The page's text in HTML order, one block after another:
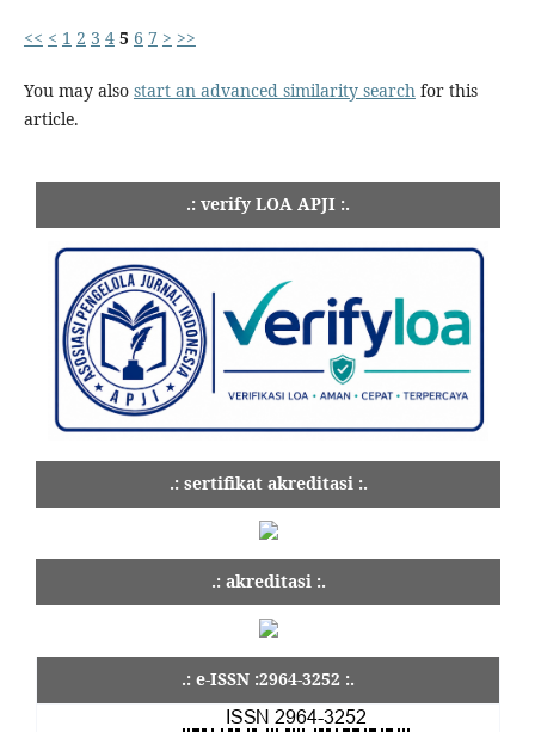
<< < 1 2 3 4 5 6 7 > >>
You may also start an advanced similarity search for this
article.
.: verify LOA APJI :.
.: sertifikat akreditasi :.
.: akreditasi :.
.: e-ISSN :2964-3252 :.